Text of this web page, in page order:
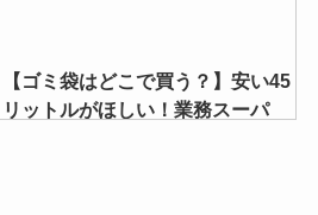
simカードはどこで買う？コンビ
ニ・携帯会社で買える？購入に必
【ゴミ袋はどこで買う？】安い45
リットルがほしい！業務スーパ